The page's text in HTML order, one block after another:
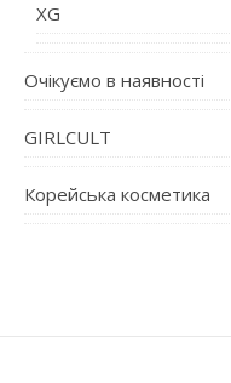
XG
Очікуємо в наявності
GIRLCULT
Корейська косметика